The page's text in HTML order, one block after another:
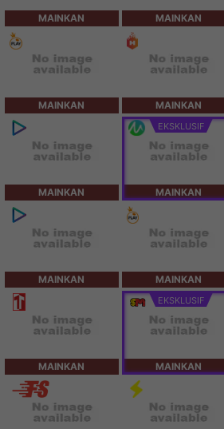
MAINKAN MAINKAN
MAINKAN MAINKAN
MAINKAN
EKSKLUSIF
MAINKAN
MAINKAN MAINKAN
MAINKAN
EKSKLUSIF
MAINKAN